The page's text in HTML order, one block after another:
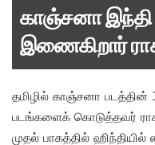
காஞ்சனா
இணைகிறார்
தமிழில் காஞ்சனா
படங்களைக் கொடுத்தவர்
முதல் பாகத்தில்